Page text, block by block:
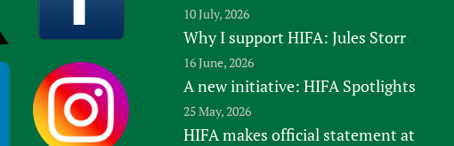
10 July, 2026
Why I support HIFA: Jules Storr
16 June, 2026
A new initiative: HIFA Spotlights
25 May, 2026
HIFA makes official statement at